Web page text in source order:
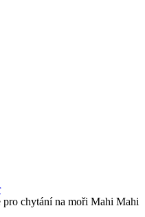
chytání na moři Mahi Mahi